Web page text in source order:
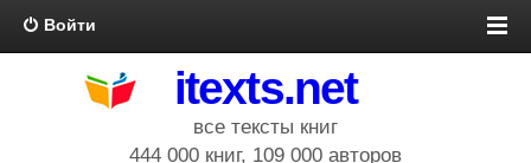
Войти
itexts.net
все тексты книг
444 000 книг, 109 000 авторов